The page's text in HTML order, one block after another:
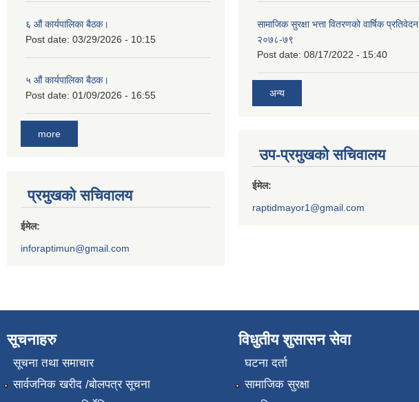
६ औं कार्यपालिका बैठक।
Post date: 03/29/2026 - 10:15
५ औं कार्यपालिका बैठक।
Post date: 01/09/2026 - 16:55
more
प्रमुखको सचिवालय
ईमेल:
inforaptimun@gmail.com
सामाजिक सुरक्षा भत्ता वितरणको वार्षिक प्रतिवेदन
२०७८-७९
Post date: 08/17/2022 - 15:40
अन्य
उप-प्रमुखको सचिवालय
ईमेल:
raptidmayor1@gmail.com
सूचनाहरु
सूचना तथा समाचार
सार्वजनिक खरीद /बोलपत्र सूचना
विधुतीय शुसासन सेवा
घटना दर्ता
सामाजिक सुरक्षा